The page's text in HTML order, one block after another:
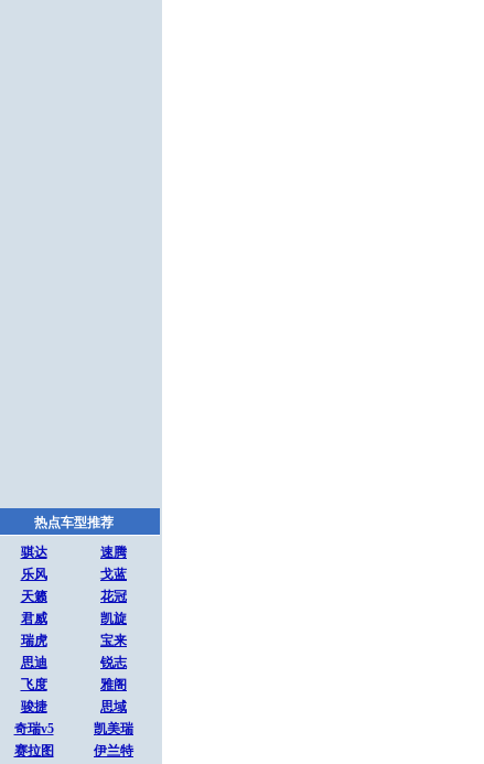
热点车型推荐
骐达
速腾
乐风
戈蓝
天籁
花冠
君威
凯旋
瑞虎
宝来
思迪
锐志
飞度
雅阁
骏捷
思域
奇瑞v5
凯美瑞
赛拉图
伊兰特